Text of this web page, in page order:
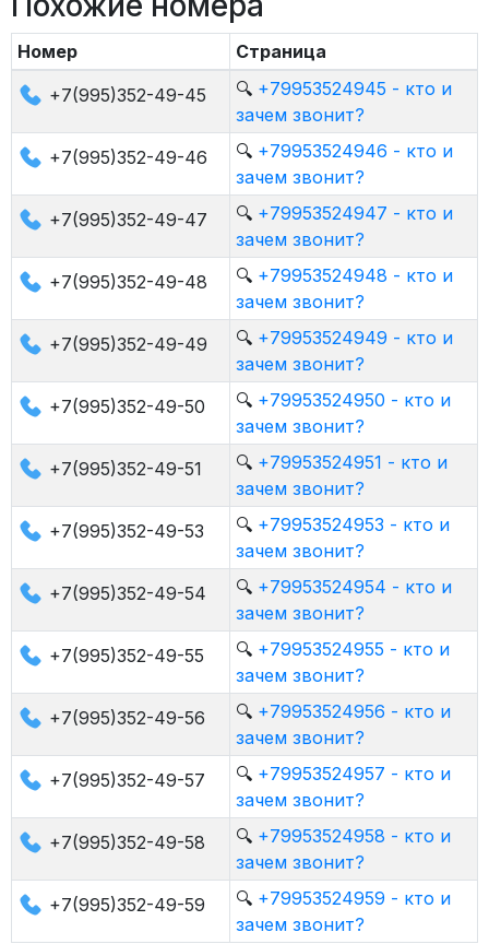
Номер
Страница
+7(995)352-49-45
🔍 +79953524945 - кто и
зачем звонит?
+7(995)352-49-46
🔍 +79953524946 - кто и
зачем звонит?
+7(995)352-49-47
🔍 +79953524947 - кто и
зачем звонит?
+7(995)352-49-48
🔍 +79953524948 - кто и
зачем звонит?
+7(995)352-49-49
🔍 +79953524949 - кто и
зачем звонит?
+7(995)352-49-50
🔍 +79953524950 - кто и
зачем звонит?
+7(995)352-49-51
🔍 +79953524951 - кто и
зачем звонит?
+7(995)352-49-53
🔍 +79953524953 - кто и
зачем звонит?
+7(995)352-49-54
🔍 +79953524954 - кто и
зачем звонит?
+7(995)352-49-55
🔍 +79953524955 - кто и
зачем звонит?
+7(995)352-49-56
🔍 +79953524956 - кто и
зачем звонит?
+7(995)352-49-57
🔍 +79953524957 - кто и
зачем звонит?
+7(995)352-49-58
🔍 +79953524958 - кто и
зачем звонит?
+7(995)352-49-59
🔍 +79953524959 - кто и
зачем звонит?